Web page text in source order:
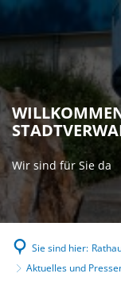
Wir sind für Sie da
Sie sind hier:
Aktuelles und